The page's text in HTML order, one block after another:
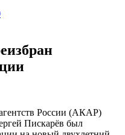
России (АКАР)
Пискарёв был